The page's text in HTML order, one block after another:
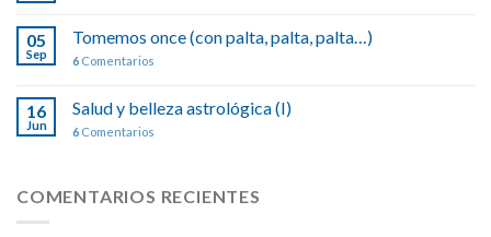
05
Sep
Tomemos once (con palta, palta, palta…)
6 Comentarios
16
Jun
Salud y belleza astrológica (I)
6 Comentarios
COMENTARIOS RECIENTES